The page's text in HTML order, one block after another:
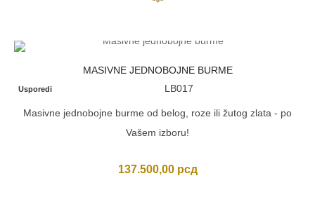
MASIVNE JEDNOBOJNE BURME
Usporedi LB017
Masivne jednobojne burme od belog, roze ili žutog zlata - po
Vašem izboru!
137.500,00 рсд